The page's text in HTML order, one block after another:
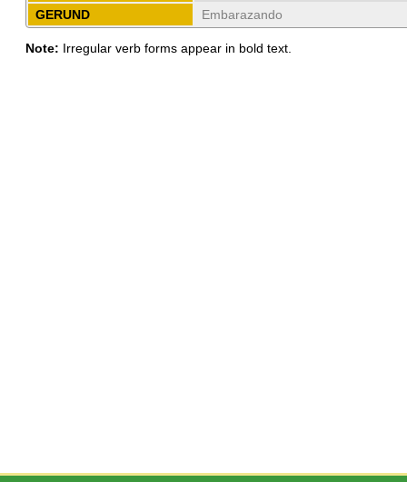
GERUND
Embarazando
Note: Irregular verb forms appear in bold text.